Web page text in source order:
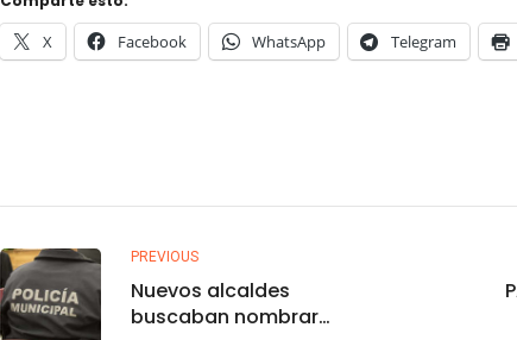
X Facebook WhatsApp Telegram
PREVIOUS
Nuevos alcaldes
buscaban nombrar